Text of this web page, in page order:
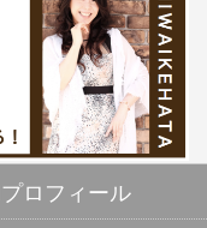
ロフィール